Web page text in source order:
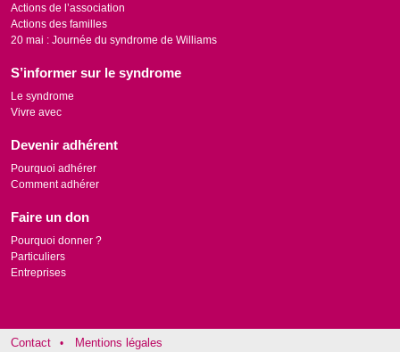
Actions de l’association
Actions des familles
20 mai : Journée du syndrome de Williams
S’informer sur le syndrome
Le syndrome
Vivre avec
Devenir adhérent
Pourquoi adhérer
Comment adhérer
Faire un don
Pourquoi donner ?
Particuliers
Entreprises
Contact Mentions légales